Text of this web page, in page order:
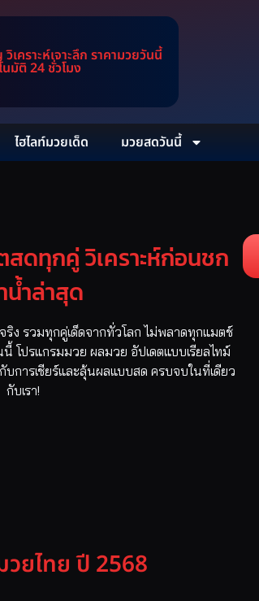
คราะห์เจาะลึก ราคามวยวันนี้
มัติ 24 ชั่วโมง
ไฮไลท์มวยเด็ด มวยสดวันนี้
ดทุกคู่ วิเคราะห์ก่อนชก
น้ำล่าสุด
ง รวมทุกคู่เด็ดจากทั่วโลก ไม่พลาดทุกแมตช์
โปรแกรมมวย ผลมวย อัปเดตแบบเรียลไทม์
การเชียร์และลุ้นผลแบบสด ครบจบในที่เดียว
กับเรา!
วยไทย ปี 2568